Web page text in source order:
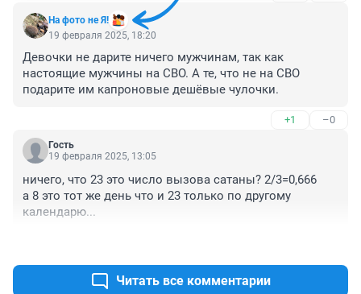
На фото не Я!
19 февраля 2025, 18:20
Девочки не дарите ничего мужчинам, так как
настоящие мужчины на СВО. А те, что не на СВО
подарите им капроновые дешёвые чулочки.
+1 –0
Гость
19 февраля 2025, 13:05
ничего, что 23 это число вызова сатаны? 2/3=0,666
а 8 это тот же день что и 23 только по другому
календарю...
Читать все комментарии